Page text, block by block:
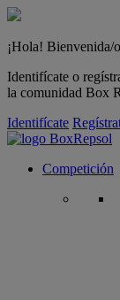
¡Hola! Bienvenida/
Identifícate o
la comunidad Box
Identifícate
Competición